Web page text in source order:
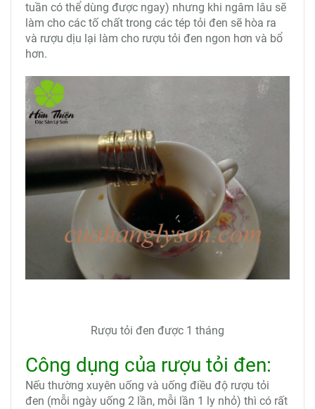
tuần có thể dùng được ngay) nhưng khi ngâm lâu sẽ
làm cho các tố chất trong các tép tỏi đen sẽ hòa ra
và rượu dịu lại làm cho rượu tỏi đen ngon hơn và bổ
hơn.
Rượu tỏi đen được 1 tháng
Công dụng của rượu tỏi đen:
Nếu thường xuyên uống và uống điều độ rượu tỏi
đen (mỗi ngày uống 2 lần, mỗi lần 1 ly nhỏ) thì có rất